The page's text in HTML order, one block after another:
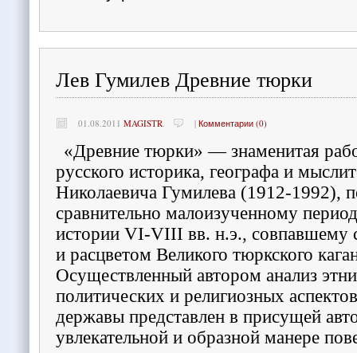
Лев Гумилев Древние тюрки
01.08.2011 MAGISTR. | Комментарии (0)
«Древние тюрки» — знаменитая
русского историка, географа и
Николаевича Гумилева (1912-1992),
сравнительно малоизученному
истории VI-VIII вв. н.э., совпавшему
и расцветом Великого тюркского
Осуществленный автором анализ
политических и религиозных
державы представлен в присущей
увлекательной и образной манере